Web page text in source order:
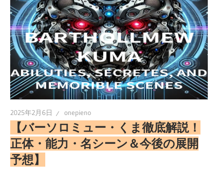
2025年2月6日 onepieno
【バーソロミュー・くま徹底解説！
正体・能力・名シーン＆今後の展開
予想】